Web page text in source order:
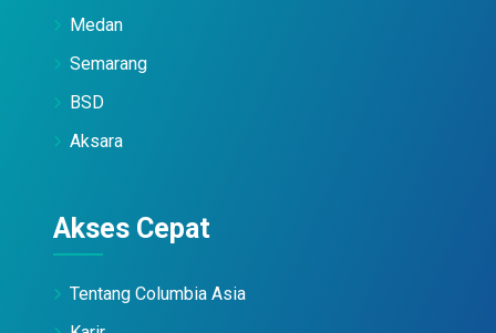
Medan
Semarang
BSD
Aksara
Akses Cepat
Tentang Columbia Asia